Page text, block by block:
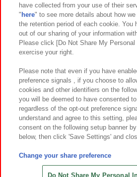
関連会社 サステナビリティ
プライバシーポリシー ウェブアクセシ
お取引先さまとともに
カスタマーハラスメント対応方針 よくあ
©Bandai Namco
©Bandai Namco Amusement
©HANAYASHIKI Co., Ltd. All
have collected from your use of their
" here" to see more details about how
the retention period of each cookie. You
out of our sharing of your information
Please click [Do Not Share My
exercise your right.
Please note that even if you have
preference signals , if you choose to
cookies and other identifiers on the
you will be deemed to have consented
regardless of the opt-out preference
understand and agree to this setting,
consent on the following setup banner
below, then click 'Save Settings' and
Change your share preference
Do Not Share My Personal